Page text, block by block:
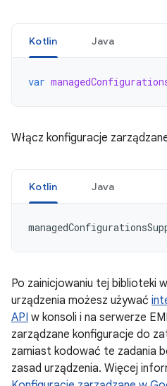
Kotlin Java
var
Włącz konfiguracje
Kotlin Java
Po zainicjowaniu tej biblioteki
urządzenia możesz używać
API w konsoli i na serwerze
zarządzane konfiguracje do
zamiast kodować te zadania
zasad urządzenia. Więcej